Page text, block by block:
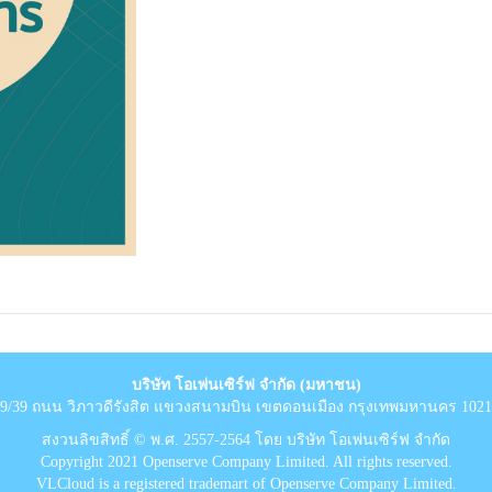
บริษัท โอเพ่นเซิร์ฟ จำกัด (มหาชน)
39 ถนน วิภาวดีรังสิต แขวงสนามบิน เขตดอนเมือง กรุงเทพมหานคร
สงวนลิขสิทธิ์ © พ.ศ. 2557-2564 โดย บริษัท โอเพ่นเซิร์ฟ จำกัด
Copyright 2021 Openserve Company Limited. All rights reserved.
VLCloud is a registered trademart of Openserve Company Limited.